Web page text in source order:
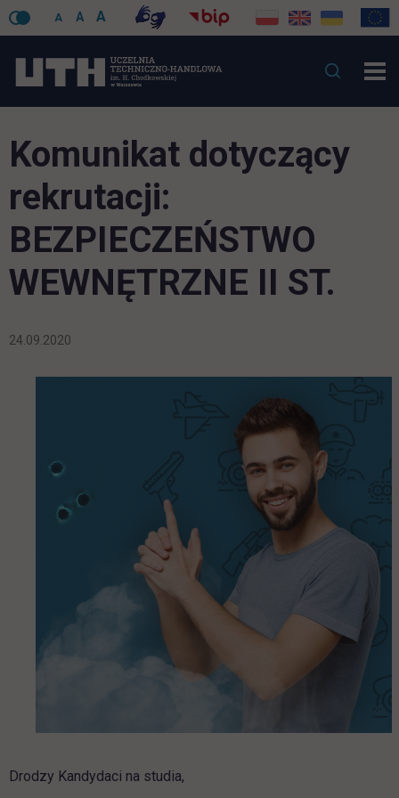
A A A
Komunikat dotyczący
rekrutacji:
BEZPIECZEŃSTWO
WEWNĘTRZNE II ST.
24.09.2020
Drodzy Kandydaci na studia,